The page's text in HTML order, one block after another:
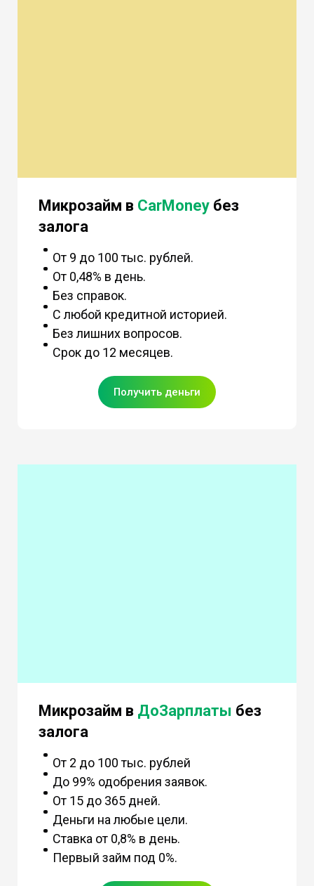
Микрозайм в CarMoney без
залога
От 9 до 100 тыс. рублей.
От 0,48% в день.
Без справок.
С любой кредитной историей.
Без лишних вопросов.
Срок до 12 месяцев.
Получить деньги
Микрозайм в ДоЗарплаты без
залога
От 2 до 100 тыс. рублей
До 99% одобрения заявок.
От 15 до 365 дней.
Деньги на любые цели.
Ставка от 0,8% в день.
Первый займ под 0%.